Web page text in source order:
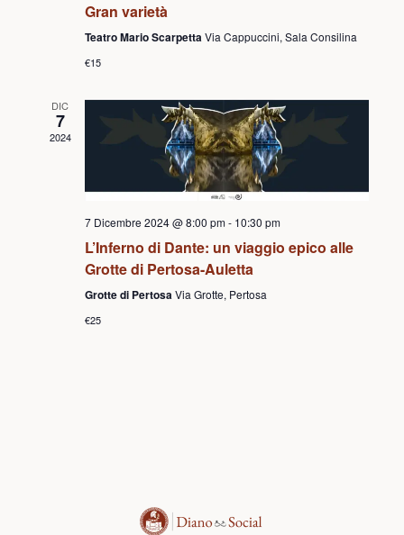
Gran varietà
Teatro Mario ScarpettaVia Cappuccini, Sala Consilina
€15
DIC
7
2024
7 Dicembre 2024 @ 8:00 pm- 10:30 pm
L’Inferno di Dante: un viaggio epico alle
Grotte di Pertosa-Auletta
Grotte di PertosaVia Grotte, Pertosa
€25